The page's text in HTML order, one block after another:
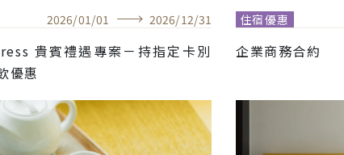
2026/01 /01 2026/12/31
貴賓禮遇專案－持指定卡別
優惠
住宿優惠
企業商務合約